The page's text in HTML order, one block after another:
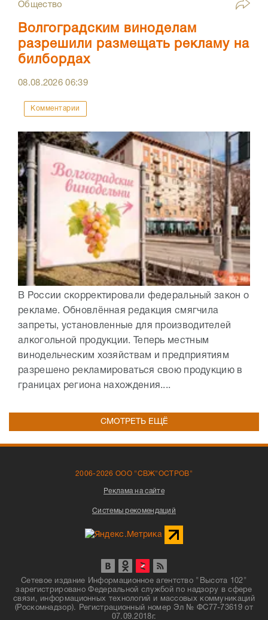
Общество
Волгоградским виноделам
разрешили размещать рекламу на
билбордах
08.08.202606:39
Комментарии
В России скорректировали федеральный закон о
рекламе. Обновлённая редакция смягчила
запреты, установленные для производителей
алкогольной продукции. Теперь местным
винодельческим хозяйствам и предприятиям
разрешено рекламироваться свою продукцию в
границах региона нахождения....
СМОТРЕТЬ ЕЩЁ
2006-2026 ООО "СВЖ"ОСТРОВ"
Реклама на сайте
Системы рекомендаций
Сетевое издание Информационное агентство "Высота 102"
зарегистрировано Федеральной службой по надзору в сфере
связи, информационных технологий и массовых коммуникаций
(Роскомнадзор). Регистрационный номер Эл № ФС77-73619 от
07.09.2018г.